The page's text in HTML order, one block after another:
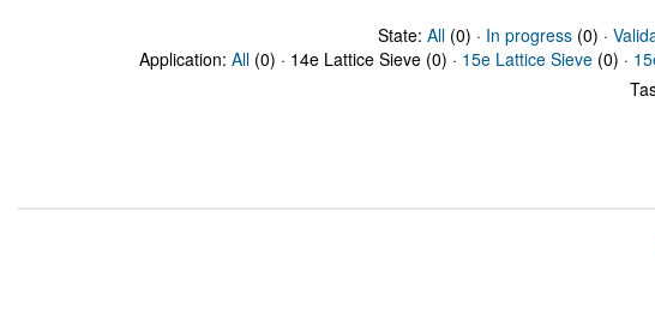
State: All(0) · In progress(0) ·
Application: All (0) · 14e Lattice Sieve (0) · 15e Lattice Sieve (0) ·